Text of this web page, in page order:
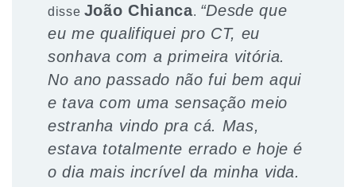
disse João Chianca. “Desde que
eu me qualifiquei pro CT, eu
sonhava com a primeira vitória.
No ano passado não fui bem aqui
e tava com uma sensação meio
estranha vindo pra cá. Mas,
estava totalmente errado e hoje é
o dia mais incrível da minha vida.